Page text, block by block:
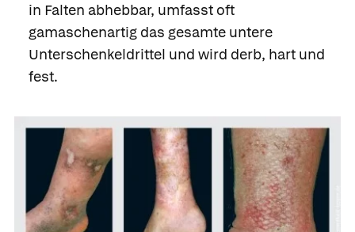
in Falten abhebbar, umfasst oft
gamaschenartig das gesamte untere
Unterschenkeldrittel und wird derb, hart und
fest.